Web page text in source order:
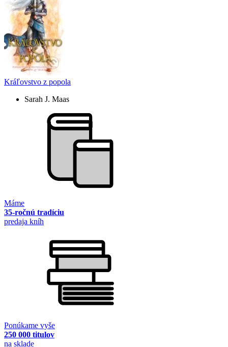
Kráľovstvo z popola
Sarah J. Maas
Máme
35-ročnú tradíciu
predaja kníh
Ponúkame vyše
250 000 titulov
na sklade